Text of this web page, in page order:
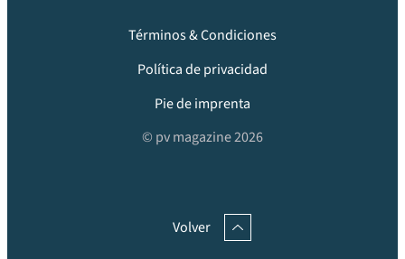
Términos & Condiciones
Política de privacidad
Pie de imprenta
© pv magazine 2026
Volver